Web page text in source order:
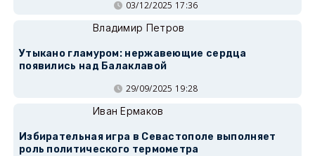
03/12/2025 17:36
Владимир Петров
Утыкано гламуром: нержавеющие сердца
появились над Балаклавой
29/09/2025 19:28
Иван Ермаков
Избирательная игра в Севастополе выполняет
роль политического термометра